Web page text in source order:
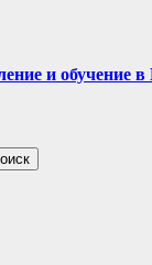
и обучение